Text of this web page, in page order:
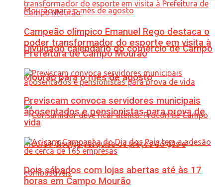
Divulgado calendário do comércio de Campo
Mourão para o mês de agosto
Campeão olímpico Emanuel Rego destaca o
poder transformador do esporte em visita à
Prefeitura de Campo Mourão
Previscam convoca servidores municipais
aposentados e pensionistas para prova de
vida
Dois sábados com lojas abertas até às 17
horas em Campo Mourão